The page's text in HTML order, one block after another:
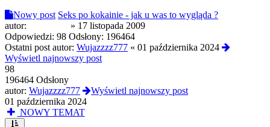
Nowy post Seks po kokainie - jak u was to wygląda ?
autor:
» 17 listopada 2009
Odpowiedzi: 98 Odsłony: 196464
Ostatni post autor: Wujazzzz777 « 01 października 2024
Wyświetl najnowszy post
98
196464 Odsłony
autor: Wujazzzz777
Wyświetl najnowszy post
01 października 2024
NOWY TEMAT